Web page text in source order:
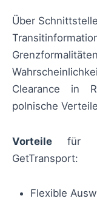
Über
Clearance in
polnische
Vorteile für
GetTransport:
Flexible